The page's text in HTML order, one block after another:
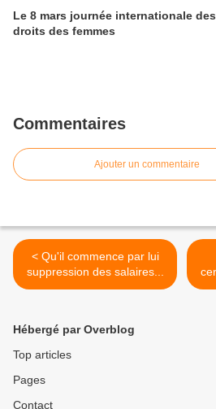
Le 8 mars journée internationale des
droits des femmes
Commentaires
Ajouter un commentaire
< Qu'il commence par lui
suppression des salaires...
Hébergé par Overblog
Top articles
Pages
Contact